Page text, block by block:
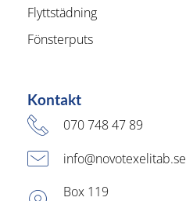
Flyttstädning
Fönsterputs
Kontakt
070 748 47 89
info@novotexelitab.se
Box 119